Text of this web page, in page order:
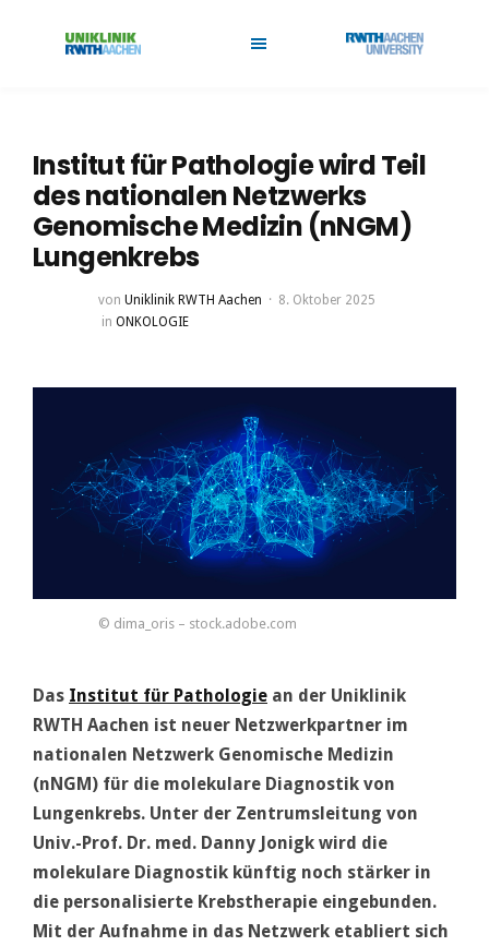
Institut für Pathologie wird Teil
des nationalen Netzwerks
Genomische Medizin (nNGM)
Lungenkrebs
von Uniklinik RWTH Aachen
8. Oktober 2025
in ONKOLOGIE
© dima_oris – stock.adobe.com
Das Institut für Pathologie an der Uniklinik
RWTH Aachen ist neuer Netzwerkpartner im
nationalen Netzwerk Genomische Medizin
(nNGM) für die molekulare Diagnostik von
Lungenkrebs. Unter der Zentrumsleitung von
Univ.-Prof. Dr. med. Danny Jonigk wird die
molekulare Diagnostik künftig noch stärker in
die personalisierte Krebstherapie eingebunden.
Mit der Aufnahme in das Netzwerk etabliert sich